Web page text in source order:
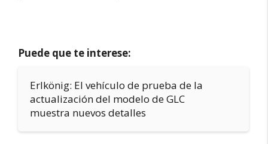
Puede que te interese:
Erlkönig: El vehículo de prueba de la
actualización del modelo de GLC
muestra nuevos detalles